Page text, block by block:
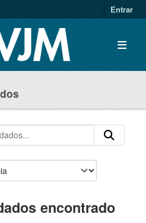
Entrar
encontrado